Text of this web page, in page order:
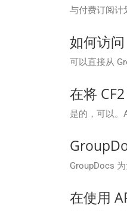
与付费订阅计
如何访
可以直接从
在将
是的，可以。
GroupDocs
在使用